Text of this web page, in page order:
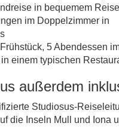
in bequemem
im Doppelzimmer in
5 Abendessen
einem typischen
außerdem
Studiosus-
die Inseln Mull und Iona